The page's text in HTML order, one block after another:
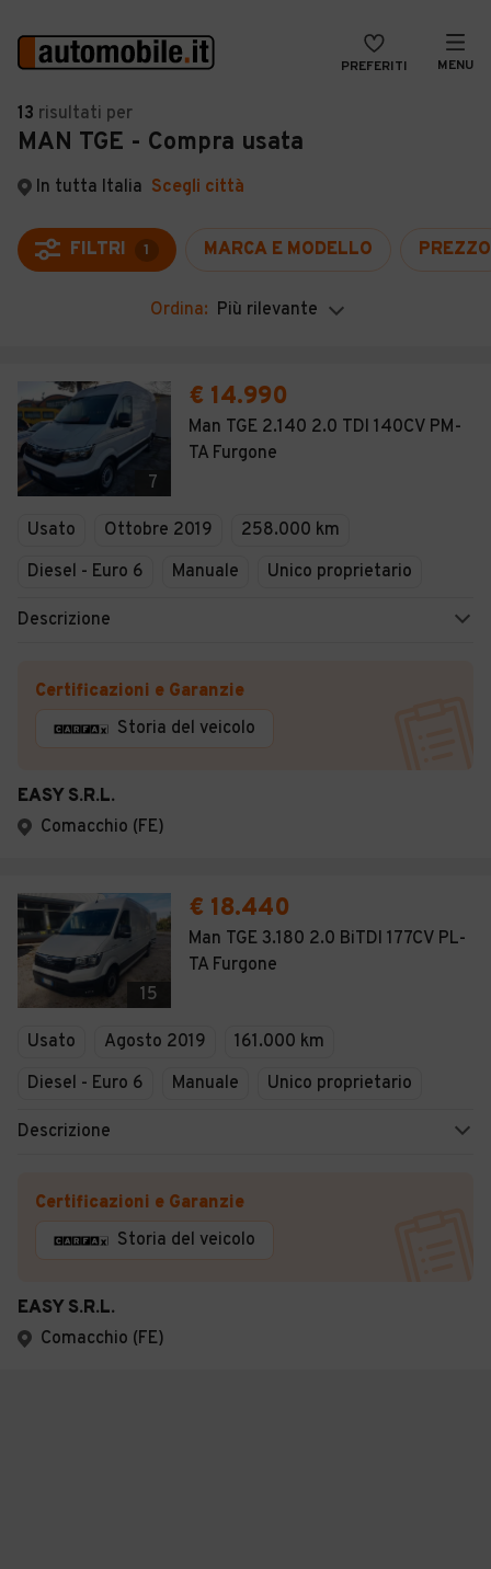
PREFERITI MENU
Auto
Auto usate
Auto Km 0
Auto Nuove
Noleggio a lungo termine
Moto
Camper
Veicoli Commerciali
VENDI
MAGAZINE
ACCEDI
13 risultati per
MAN TGE - Compra usata
In tutta Italia Scegli città
FILTRI 1 MARCA E MODELLO PREZZO
Ordina: Più rilevante
7
€ 14.990
Man TGE 2.140 2.0 TDI 140CV PM-
TA Furgone
Usato Ottobre 2019
258.000 km
Diesel - Euro 6
Manuale Unico proprietario
Descrizione
Certificazioni e Garanzie
Storia del veicolo
EASY S.R.L.
Comacchio (FE)
15
€ 18.440
Man TGE 3.180 2.0 BiTDI 177CV PL-
TA Furgone
Usato Agosto 2019
161.000 km
Diesel - Euro 6
Manuale Unico proprietario
Descrizione
Certificazioni e Garanzie
Storia del veicolo
EASY S.R.L.
Comacchio (FE)